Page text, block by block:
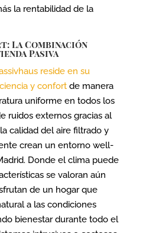
la rentabilidad de la
La Combinación
Pasiva
reside en su
y confortde manera
uniforme en todos los
ruidos externos gracias al
calidad del aire filtrado y
crean un entorno well-
Donde el clima puede
se valoran aún
de un hogar que
a las condiciones
bienestar durante todo el